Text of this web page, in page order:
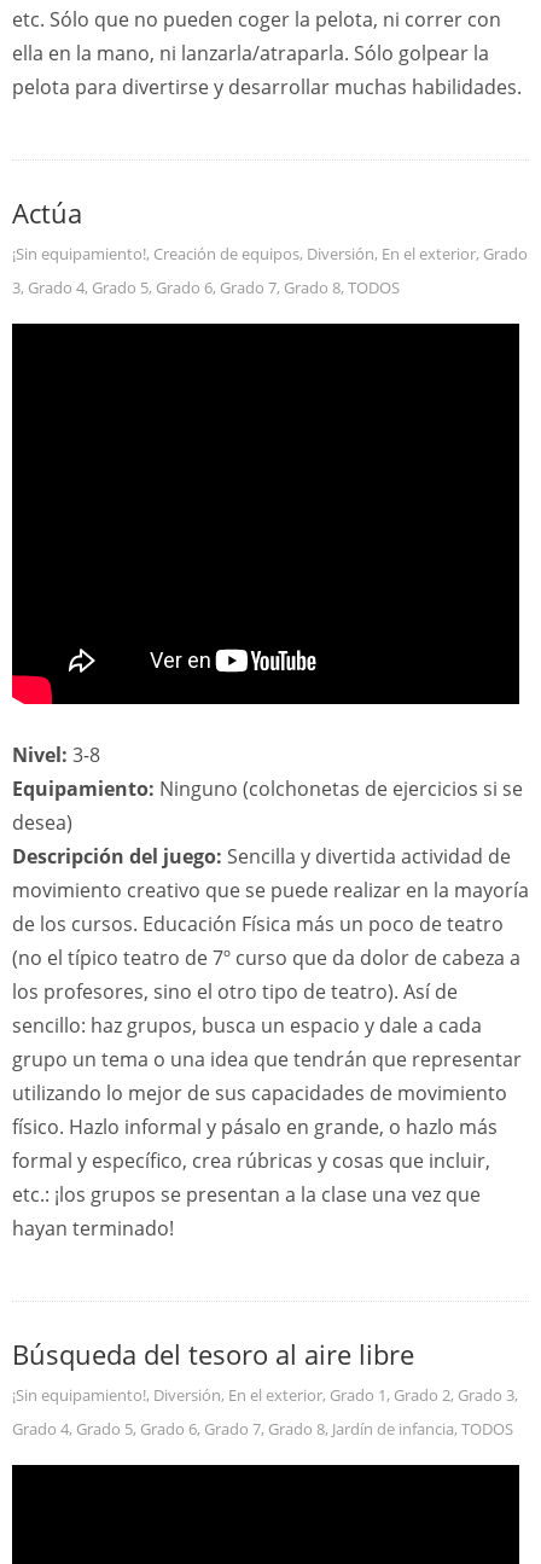
etc. Sólo que no pueden coger la pelota, ni correr con
ella en la mano, ni lanzarla/atraparla. Sólo golpear la
pelota para divertirse y desarrollar muchas habilidades.
Actúa
¡Sin equipamiento!, Creación de equipos, Diversión, En el exterior, Grado
3, Grado 4, Grado 5, Grado 6, Grado 7, Grado 8, TODOS
Nivel: 3-8
Equipamiento: Ninguno (colchonetas de ejercicios si se
desea)
Descripción del juego: Sencilla y divertida actividad de
movimiento creativo que se puede realizar en la mayoría
de los cursos. Educación Física más un poco de teatro
(no el típico teatro de 7º curso que da dolor de cabeza a
los profesores, sino el otro tipo de teatro). Así de
sencillo: haz grupos, busca un espacio y dale a cada
grupo un tema o una idea que tendrán que representar
utilizando lo mejor de sus capacidades de movimiento
físico. Hazlo informal y pásalo en grande, o hazlo más
formal y específico, crea rúbricas y cosas que incluir,
etc.: ¡los grupos se presentan a la clase una vez que
hayan terminado!
Búsqueda del tesoro al aire libre
¡Sin equipamiento!, Diversión, En el exterior, Grado 1, Grado 2, Grado 3,
Grado 4, Grado 5, Grado 6, Grado 7, Grado 8, Jardín de infancia, TODOS